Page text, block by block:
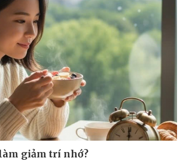
Thể thao
Pickleball
Bóng đá quốc tế
Bóng đá Việt Nam
Lịch thi đấu bóng đá
giảm trí nhớ?